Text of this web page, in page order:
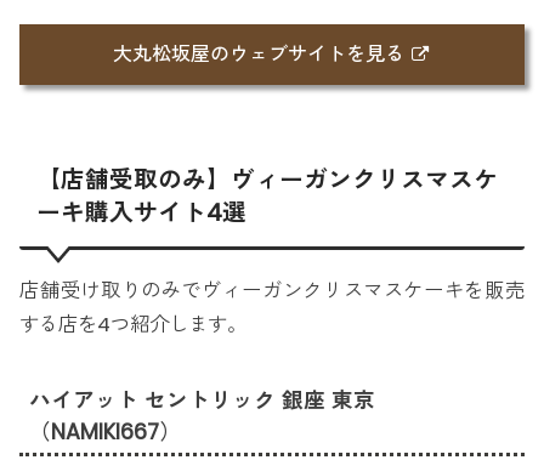
大丸松坂屋のウェブサイトを見る
【店舗受取のみ】ヴィーガンクリスマスケ
ーキ購入サイト4選
店舗受け取りのみでヴィーガンクリスマスケーキを販売
する店を4つ紹介します。
ハイアット セントリック 銀座 東京
（NAMIKI667）